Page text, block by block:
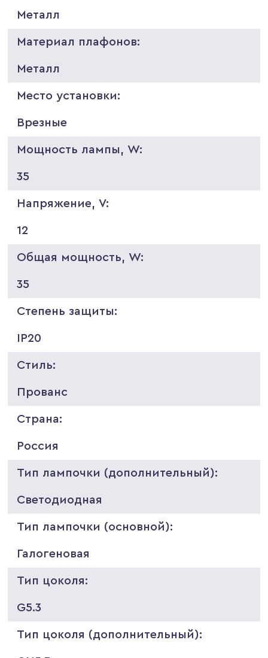
Металл
Материал плафонов:
Металл
Место установки:
Врезные
Мощность лампы, W:
35
Напряжение, V:
12
Общая мощность, W:
35
Степень защиты:
IP20
Стиль:
Прованс
Страна:
Россия
Тип лампочки (дополнительный):
Светодиодная
Тип лампочки (основной):
Галогеновая
Тип цоколя:
G5.3
Тип цоколя (дополнительный):